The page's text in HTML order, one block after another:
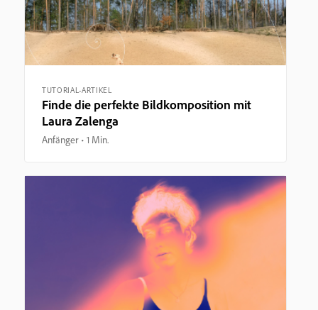
TUTORIAL-ARTIKEL
Finde die perfekte Bildkomposition mit
Laura Zalenga
Anfänger 1 Min.